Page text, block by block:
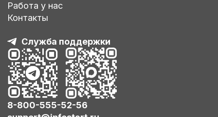
Работа у нас
Контакты
Служба поддержки
8-800-555-52-56